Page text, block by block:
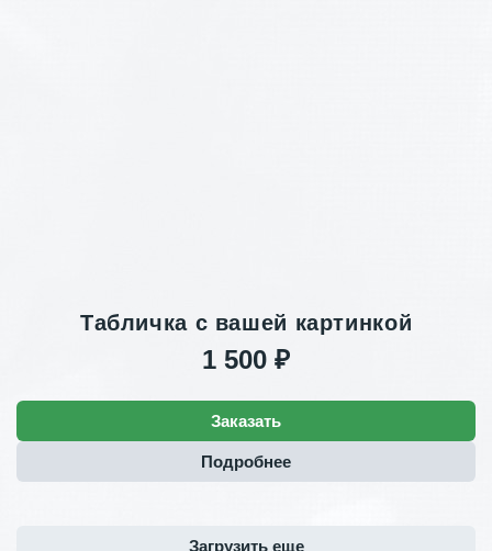
Табличка с вашей картинкой
1 500 ₽
Заказать
Подробнее
Загрузить еще